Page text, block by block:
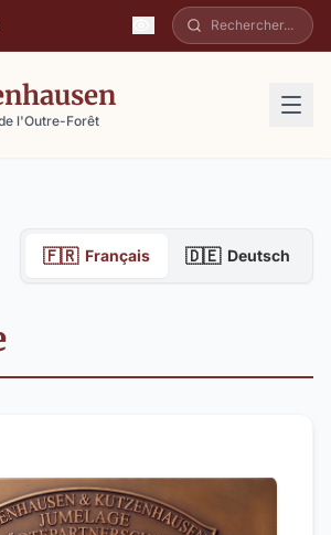
l'Outre-Forêt
🇫🇷 Français 🇩🇪 Deutsch